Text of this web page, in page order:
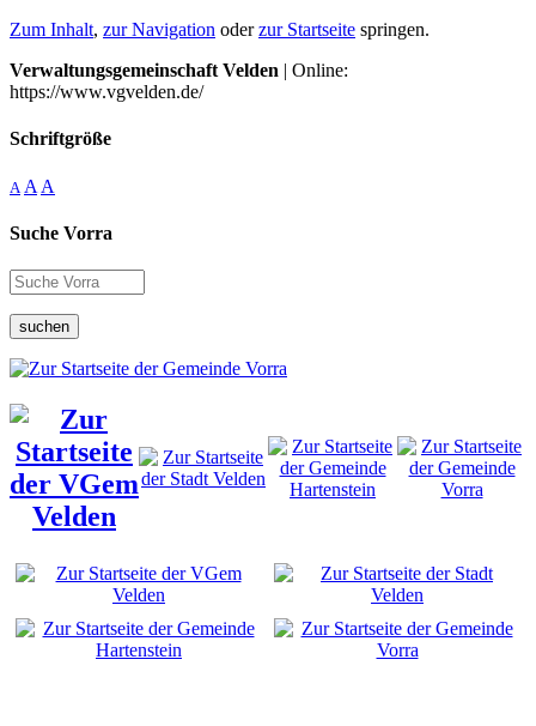
Zum Inhalt, zur Navigation oderzur Startseite springen.
Verwaltungsgemeinschaft Velden | Online:
https://www.vgvelden.de/
Schriftgröße
A A A
Suche Vorra
suchen